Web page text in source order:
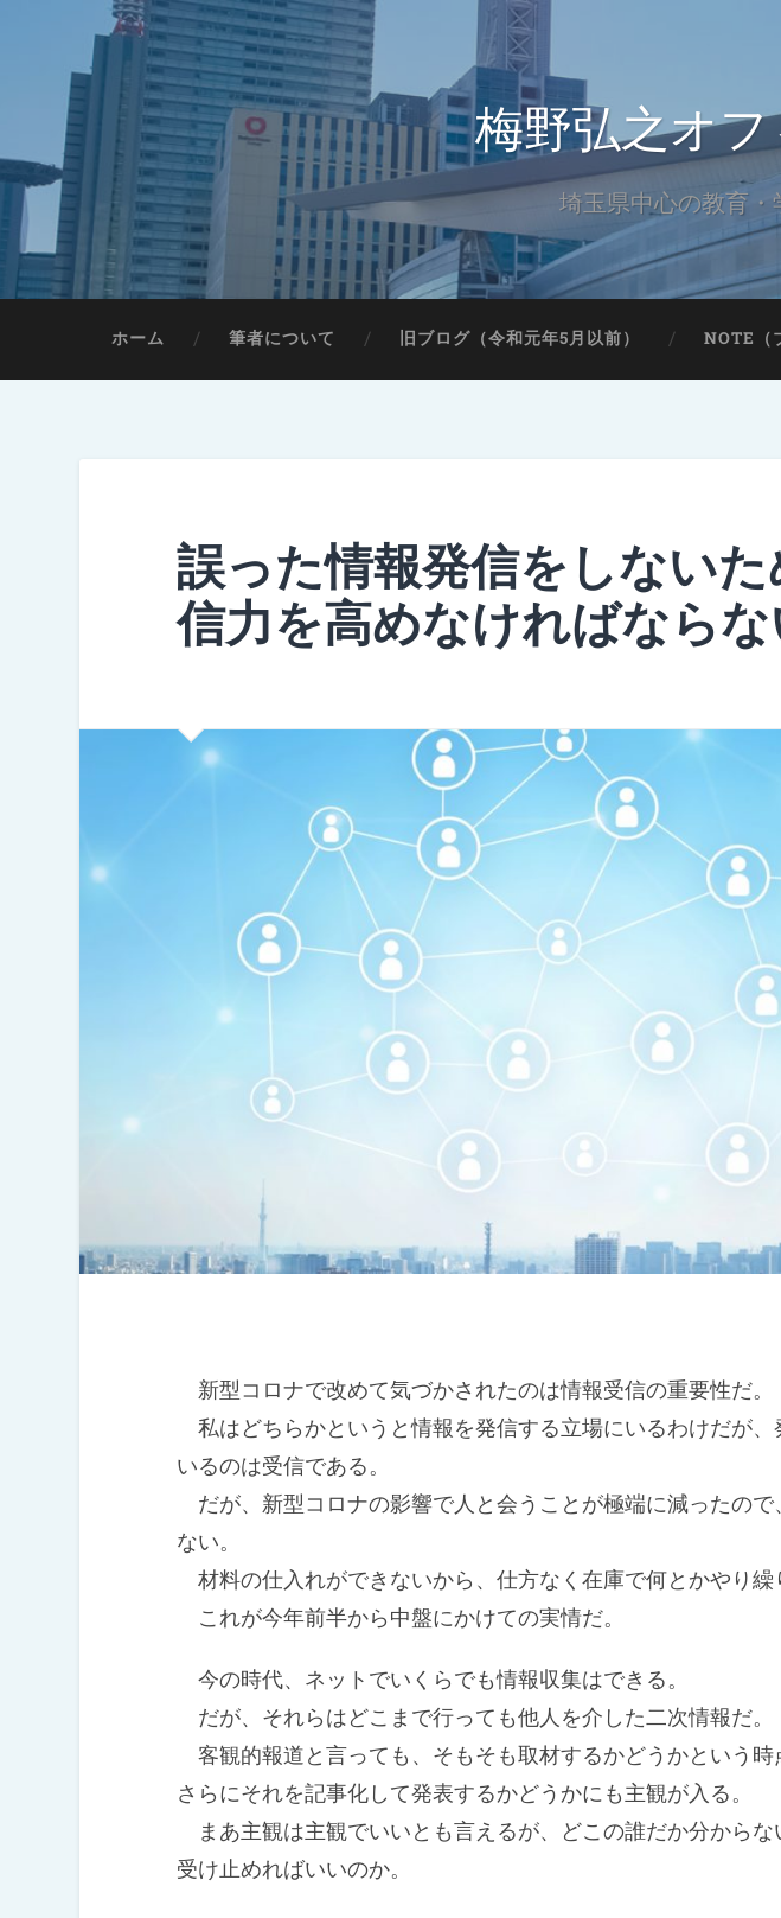
梅野弘之オ
埼玉県中心の教育
ホーム 筆者について 旧ブログ（令和元年5月以前） NOTE（
誤った情報発信をしない
信力を高めなければなら
新型コロナで改めて気づかされたのは情報受信の重要性だ。
私はどちらかというと情報を発信する立場にいるわけだが、
いるのは受信である。
だが、新型コロナの影響で人と会うことが極端に減ったので
ない。
材料の仕入れができないから、仕方なく在庫で何とかやり繰
これが今年前半から中盤にかけての実情だ。
今の時代、ネットでいくらでも情報収集はできる。
だが、それらはどこまで行っても他人を介した二次情報だ。
客観的報道と言っても、そもそも取材するかどうかという時
さらにそれを記事化して発表するかどうかにも主観が入る。
まあ主観は主観でいいとも言えるが、どこの誰だか分からな
受け止めればいいのか。